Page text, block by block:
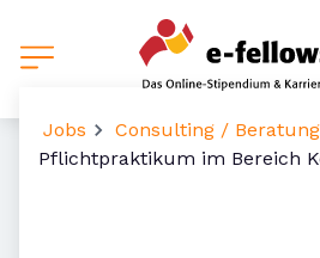
Jobs
Consulting / Beratung
Pflichtpraktikum im Bereich